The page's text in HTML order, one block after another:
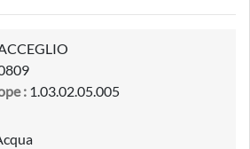
: 1.03.02.05.005